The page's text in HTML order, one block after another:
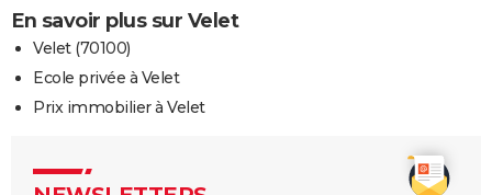
En savoir plus sur Velet
Velet (70100)
Ecole privée à Velet
Prix immobilier à Velet